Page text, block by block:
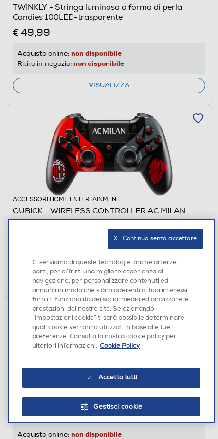
TWINKLY - Stringa luminosa a forma di perla
Candies 100LED-trasparente
€ 49,99
Acquisto online: non disponibile
Ritiro in negozio: non disponibile
VISUALIZZA
ACCESSORI HOME ENTERTAINMENT
QUBICK - WIRELESS CONTROLLER AC MILAN
CERCA NEGOZIO
ACCESSORI HOME ENTERTAINMENT
QUBICK - WIRELESS CONTROLLER INTER
DISPONIBILE SOLO IN NEGOZIO
Acquisto online: non disponibile
Ci serviamo di queste tecnologie, anche di terze
parti, per offrirti una migliore esperienza di
navigazione, per personalizzare contenuti ed
annunci in modo che siano aderenti ai tuoi interessi,
fornirti funzionalità dei social media ed analizzare le
prestazioni del nostro sito. Selezionando
“Impostazioni cookie” ti sarà possibile determinare
quali cookie verranno utilizzati in base alle tue
preferenze. Consulta la nostra cookie policy per
ulteriori informazioni. Cookie Policy
Accetta tutti
Gestisci cookie
X   Continua senza accettare